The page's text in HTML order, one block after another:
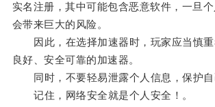
实名注册，其中可能包含恶意软件，一旦
会带来巨大的风险。
因此，在选择加速器时，玩家应当慎重
良好、安全可靠的加速器。
同时，不要轻易泄露个人信息，保护自
记住，网络安全就是个人安全！。